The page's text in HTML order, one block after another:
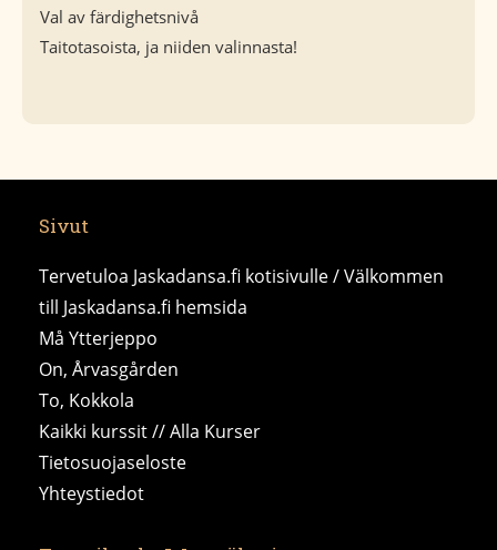
Val av färdighetsnivå
Taitotasoista, ja niiden valinnasta!
Sivut
Tervetuloa Jaskadansa.fi kotisivulle / Välkommen
till Jaskadansa.fi hemsida
Må Ytterjeppo
On, Årvasgården
To, Kokkola
Kaikki kurssit // Alla Kurser
Tietosuojaseloste
Yhteystiedot